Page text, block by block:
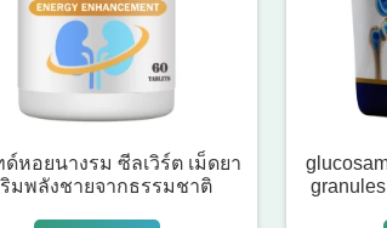
ด์หอยนางรม ซีลเวิร์ต เม็ดยา
ริมพลังชายจากธรรมชาติ